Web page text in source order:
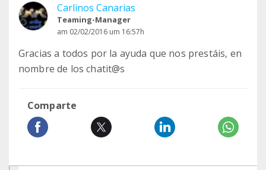
Carlinos Canarias
Teaming-Manager
am 02/02/2016 um 16:57h
Gracias a todos por la ayuda que nos prestáis, en
nombre de los chatit@s
Comparte